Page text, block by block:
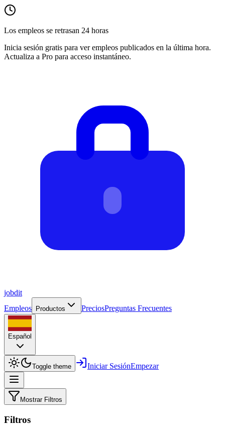
Los empleos se retrasan 24 horas
Inicia sesión gratis para ver empleos publicados en la última hora.
Actualiza a Pro para acceso instantáneo.
jobdit
Empleos
Productos PreciosPreguntas Frecuentes
Español
Toggle theme Iniciar SesiónEmpezar
Mostrar Filtros
Filtros